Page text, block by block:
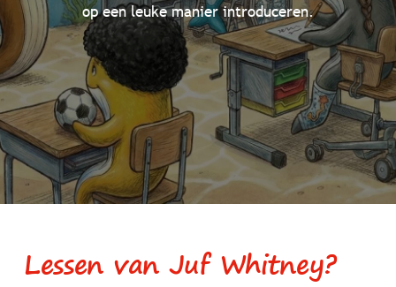
op een leuke manier introduceren.
Lessen van Juf Whitney?